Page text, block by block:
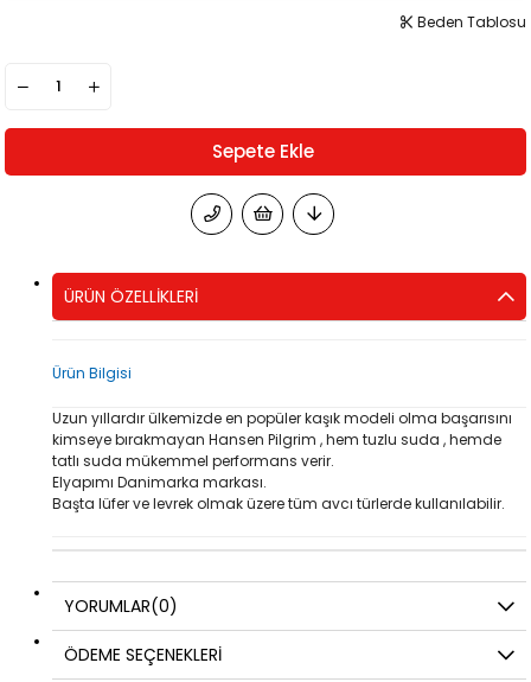
Beden Tablosu
ÜRÜN ÖZELLIKLERI
Ürün Bilgisi
Uzun yıllardır ülkemizde en popüler kaşık modeli olma başarısını
kimseye bırakmayan Hansen Pilgrim , hem tuzlu suda , hemde
tatlı suda mükemmel performans verir.
Elyapımı Danimarka markası.
Başta lüfer ve levrek olmak üzere tüm avcı türlerde kullanılabilir.
YORUMLAR(0)
ÖDEME SEÇENEKLERI